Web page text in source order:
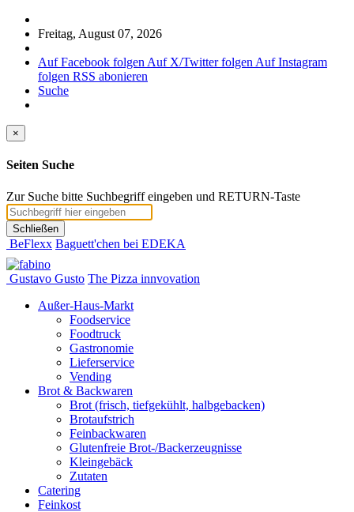
Freitag, August 07, 2026
Auf Facebook folgen Auf X/Twitter folgen Auf Instagram
folgen RSS abonieren
Suche
×
Seiten Suche
Zur Suche bitte Suchbegriff eingeben und RETURN-Taste
Schließen
BeFlexx Baguett'chen bei EDEKA
Gustavo Gusto The Pizza innvovation
Außer-Haus-Markt
Foodservice
Foodtruck
Gastronomie
Lieferservice
Vending
Brot & Backwaren
Brot (frisch, tiefgekühlt, halbgebacken)
Brotaufstrich
Feinbackwaren
Glutenfreie Brot-/Backerzeugnisse
Kleingebäck
Zutaten
Catering
Feinkost